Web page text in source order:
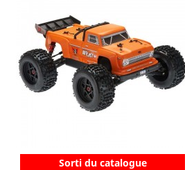
Sorti du catalogue